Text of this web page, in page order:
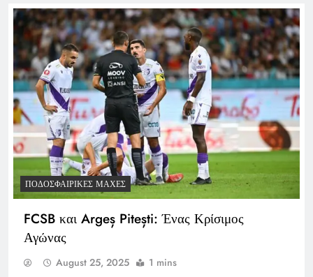
ΠΟΔΟΣΦΑΙΡΙΚΈΣ ΜΆΧΕΣ
FCSB και Argeș Pitești: Ένας Κρίσιμος
Αγώνας
August 25, 2025 1 mins